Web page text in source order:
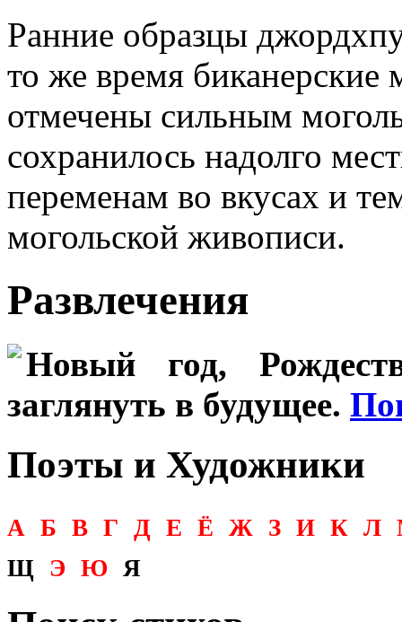
Ранние образцы
то же время
отмечены сильным
сохранилось надолго
переменам во вкусах и
могольской живописи.
Развлечения
Новый год,
заглянуть в будущее.
Поэты и Художники
А Б В Г Д Е Ё Ж З И К Л
Щ Э Ю Я